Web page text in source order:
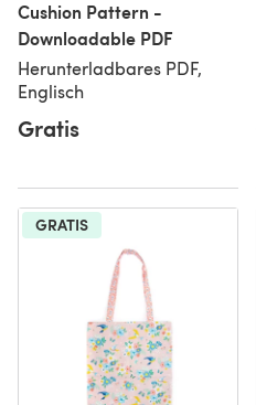
Cushion Pattern -
Downloadable PDF
Herunterladbares PDF,
Englisch
Gratis
GRATIS